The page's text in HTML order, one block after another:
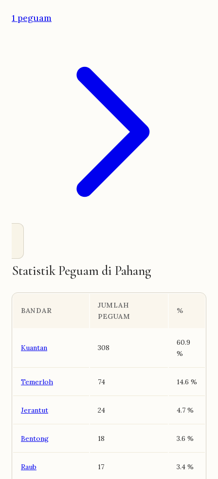
1 peguam
Statistik Peguam di Pahang
BANDAR
JUMLAH
PEGUAM
%
Kuantan 308
60.9
%
Temerloh 74 14.6 %
Jerantut 24 4.7 %
Bentong 18 3.6 %
Raub 17 3.4 %